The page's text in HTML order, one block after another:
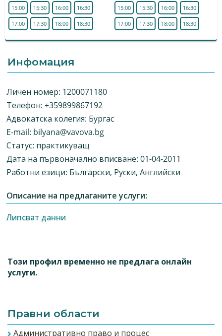
15:00 15:30 16:00 16:30
17:00 17:30 18:00 18:30
15:00 15:30 16:00 16:30
17:00 17:30 18:00 18:30
Инфомация
Личен номер: 1200071180
Телефон: +359899867192
Адвокатска колегия: Бургас
E-mail: bilyana@vavova.bg
Статус: практикуващ
Дата на първоначално вписване: 01-04-2011
Работни езици: Български, Руски, Английски
Описание на предлаганите услуги:
Липсват данни
Този профил временно не предлага онлайн
услуги.
Правни области
Административно право и процес